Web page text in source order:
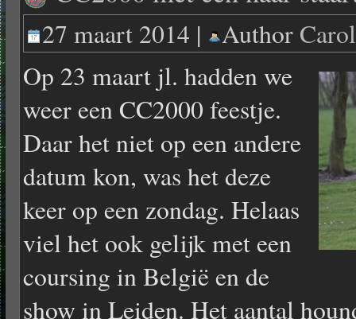
27 maart 2014 | Author
Op 23 maart jl. hadden we
weer een CC2000 feestje.
Daar het niet op een andere
datum kon, was het deze
keer op een zondag. Helaas
viel het ook gelijk met een
coursing in België en de
show in Leiden. Het aantal